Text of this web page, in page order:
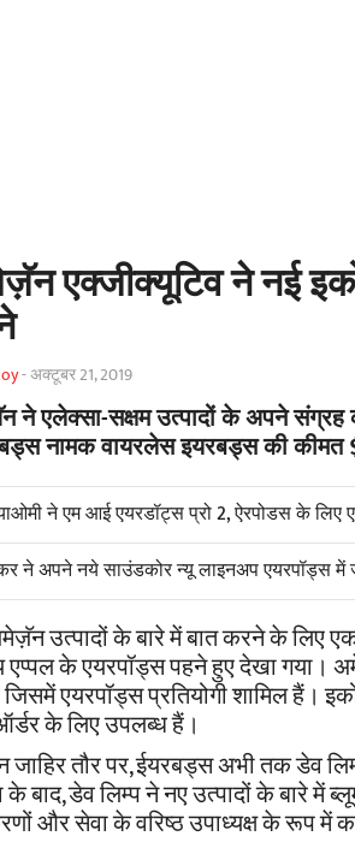
एक्जीक्यूटिव ने नई
-अक्टूबर 21, 2019
ने एलेक्सा-सक्षम उत्पादों के अपने संग्रह
नामक वायरलेस इयरबड्स की
ने एम आई एयरडॉट्स प्रो 2, ऐरपोडस के
ने अपने नये साउंडकोर न्यू लाइनअप एयरपॉड्स में
उत्पादों के बारे में बात करने के लिए
एप्पल के एयरपॉड्स पहने हुए देखा गया।
जिसमें एयरपॉड्स प्रतियोगी शामिल हैं।
के लिए उपलब्ध हैं।
जाहिर तौर पर, ईयरबड्स अभी तक डेव
बाद, डेव लिम्प ने नए उत्पादों के बारे में
और सेवा के वरिष्ठ उपाध्यक्ष के रूप में